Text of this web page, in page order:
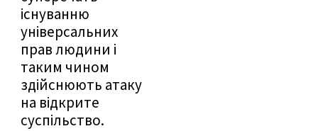
існуванню
універсальних
прав людини і
таким чином
здійснюють атаку
на відкрите
суспільство.